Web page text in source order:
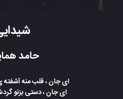
حامد
ای جان ، قلب منه آشفته
ای جان ، دستی بزنو